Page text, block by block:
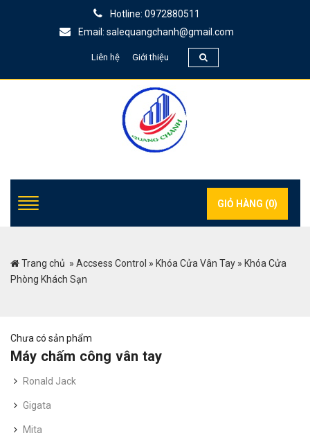
Hotline: 0972880511
Email: salequangchanh@gmail.com
Liên hệ Giới thiệu
GIỎ HÀNG (0)
Trang chủ » Accsess Control » Khóa Cửa Vân Tay » Khóa Cửa
Phòng Khách Sạn
Chưa có sản phẩm
Máy chấm công vân tay
Ronald Jack
Gigata
Mita